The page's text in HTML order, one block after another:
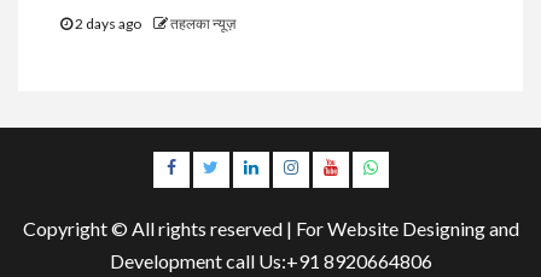
2 days ago तहलका न्यूज़
Facebook
Twitter
Linkedin
Instagram
Youtube
Whatsapp
Copyright © All rights reserved | For Website Designing and
Development call Us:+91 8920664806